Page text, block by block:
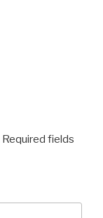
Required fields